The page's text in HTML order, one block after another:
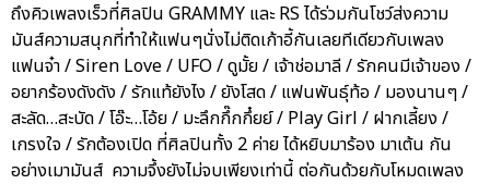
ถึงคิวเพลงเร็วที่ศิลปิน GRAMMY และ RS ได้ร่วมกันโชว์ส่งความ
มันส์ความสนุกที่ทำให้แฟนๆนั่งไม่ติดเก้าอี้กันเลยทีเดียวกับเพลง
แฟนจ๋า / Siren Love / UFO / ดูมั้ย / เจ้าช่อมาลี / รักคนมีเจ้าของ /
อยากร้องดังดัง / รักแท้ยังไง / ยังโสด / แฟนพันธุ์ท้อ / มองนานๆ /
สะลัด…สะบัด / โอ๊ะ…โอ้ย / มะลึกกึ๊กกึ๋ยย์ / Play Girl / ฝากเลี้ยง /
เกรงใจ / รักต้องเปิด ที่ศิลปินทั้ง 2 ค่าย ได้หยิบมาร้อง มาเต้น กัน
อย่างเมามันส์ ความจึ้งยังไม่จบเพียงเท่านี้ ต่อกันด้วยกับโหมดเพลง